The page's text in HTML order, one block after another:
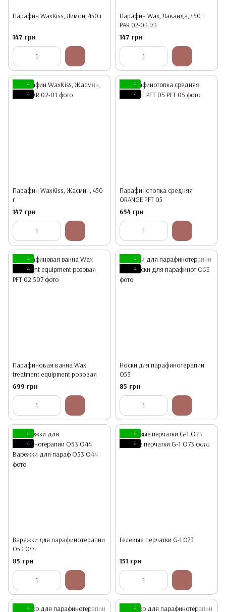
Парафин WaxKiss, Лимон, 450 г
147 грн
Парафин Wax, Лаванда, 450 г
PAR 02-03 I73
147 грн
4
4
Парафин WaxKiss, Жасмин, 450
г
147 грн
4
4
Парафинотопка средняя
ORANGE PFT 05
654 грн
4
4
Парафиновая ванна Wax
treatment equipment розовая
699 грн
4
4
Носки для парафинотерапии
O53
85 грн
4
4
Варежки для парафинотерапии
O53 O44
85 грн
4
4
Гелевые перчатки G-1 O73
151 грн
4
4